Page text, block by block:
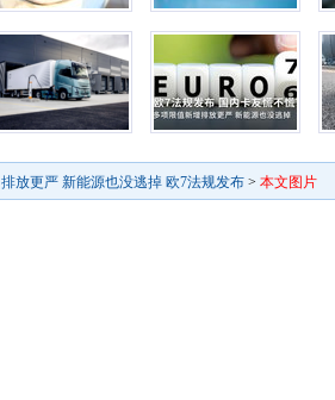
排放更严 新能源也没逃掉 欧7法规发布 > 本文图片